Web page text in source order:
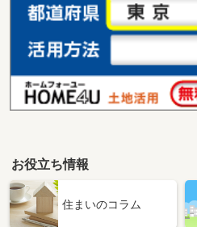
お役立ち情報
住まいのコラム